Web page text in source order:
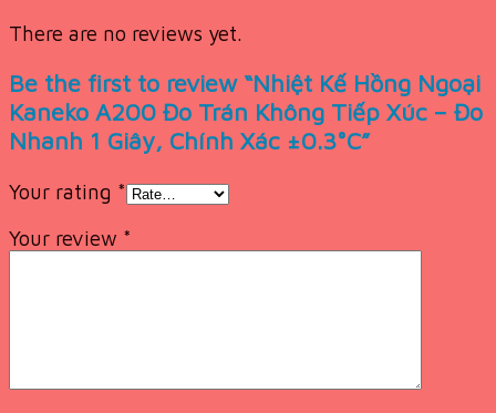
There are no reviews yet.
Be the first to review “Nhiệt Kế Hồng Ngoại
Kaneko A200 Đo Trán Không Tiếp Xúc – Đo
Nhanh 1 Giây, Chính Xác ±0.3°C”
Your rating *
Your review *